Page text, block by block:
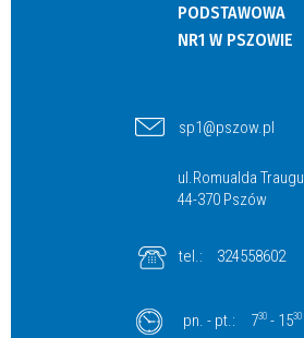
PODSTAWOWA
NR1 W PSZOWIE
sp1@pszow.pl
ul.Romualda
44-370 Pszów
tel.: 324558602
pn. - pt.: 730 - 1530